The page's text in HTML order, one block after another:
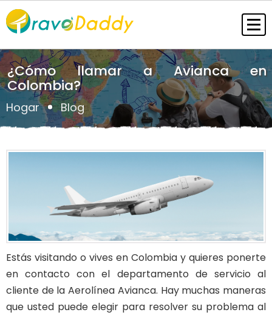
¿Cómo llamar a Avianca en
Colombia?
Hogar Blog
Estás visitando o vives en Colombia y quieres ponerte
en contacto con el departamento de servicio al
cliente de la Aerolínea Avianca. Hay muchas maneras
que usted puede elegir para resolver su problema al